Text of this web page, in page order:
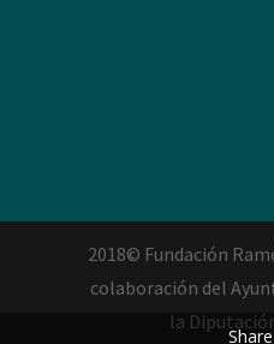
2018© Fundación
colaboración del
la